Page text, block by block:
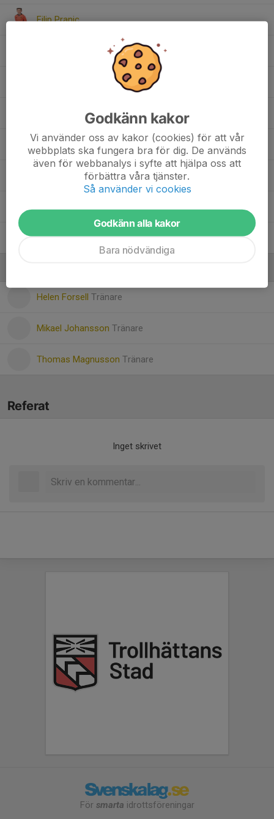
Filip Pranic
Noah Hedlund
Olle Limé
Sadri Fejzulahi
Sam Forsman
Wilmer Edin
Helen Forsell Tränare
Mikael Johansson Tränare
Thomas Magnusson Tränare
Referat
Inget skrivet
För smarta idrottsföreningar
Godkänn kakor
Vi använder oss av kakor (cookies) för att vår
webbplats ska fungera bra för dig. De används
även för webbanalys i syfte att hjälpa oss att
förbättra våra tjänster.
Så använder vi cookies
Godkänn alla kakor
Bara nödvändiga